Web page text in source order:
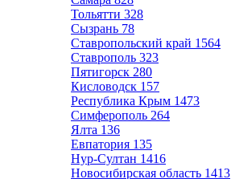
Тольятти 328
Сызрань 78
Ставропольский край 1564
Ставрополь 323
Пятигорск 280
Кисловодск 157
Республика Крым 1473
Симферополь 264
Ялта 136
Евпатория 135
Нур-Султан 1416
Новосибирская область 1413